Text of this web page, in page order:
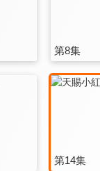
第8集
第14集